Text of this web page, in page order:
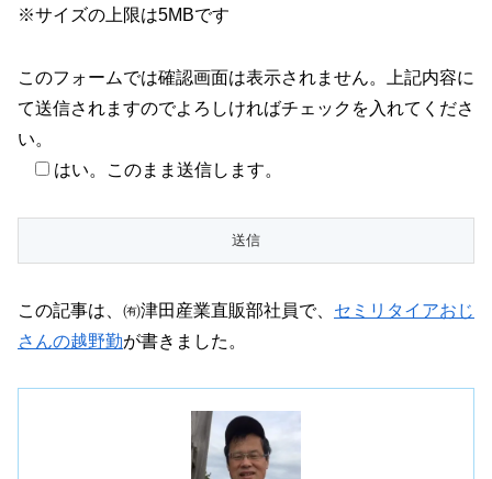
※サイズの上限は5MBです
このフォームでは確認画面は表示されません。上記内容に
て送信されますのでよろしければチェックを入れてくださ
い。
はい。このまま送信します。
この記事は、㈲津田産業直販部社員で、 セミリタイアおじ
さんの越野勤が書きました。